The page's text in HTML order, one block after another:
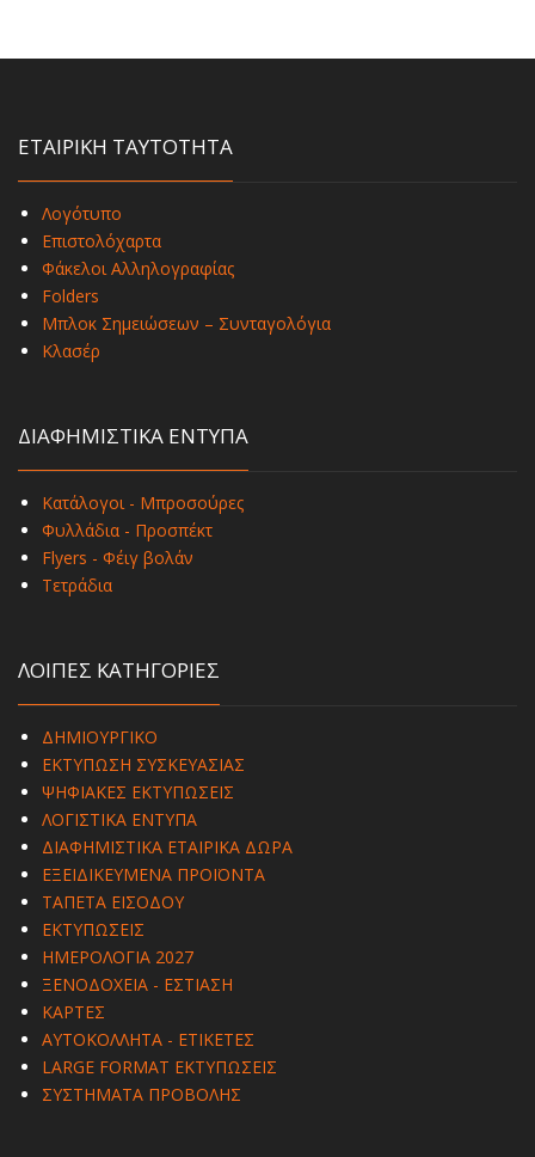
ΕΤΑΙΡΙΚΗ ΤΑΥΤΟΤΗΤΑ
Λογότυπο
Επιστολόχαρτα
Φάκελοι Αλληλογραφίας
Folders
Μπλοκ Σημειώσεων – Συνταγολόγια
Κλασέρ
ΔΙΑΦΗΜΙΣΤΙΚΑ ΕΝΤΥΠΑ
Κατάλογοι - Μπροσούρες
Φυλλάδια - Προσπέκτ
Flyers - Φέιγ βολάν
Τετράδια
ΛΟΙΠΕΣ ΚΑΤΗΓΟΡΙΕΣ
ΔΗΜΙΟΥΡΓΙΚΟ
ΕΚΤΥΠΩΣΗ ΣΥΣΚΕΥΑΣΙΑΣ
ΨΗΦΙΑΚΕΣ ΕΚΤΥΠΩΣΕΙΣ
ΛΟΓΙΣΤΙΚΑ ΕΝΤΥΠΑ
ΔΙΑΦΗΜΙΣΤΙΚΑ ΕΤΑΙΡΙΚΑ ΔΩΡΑ
ΕΞΕΙΔΙΚΕΥΜΕΝΑ ΠΡΟΪΟΝΤΑ
ΤΑΠΕΤΑ ΕΙΣΟΔΟΥ
ΕΚΤΥΠΩΣΕΙΣ
ΗΜΕΡΟΛΟΓΙΑ 2027
ΞΕΝΟΔΟΧΕΙΑ - ΕΣΤΙΑΣΗ
ΚΑΡΤΕΣ
ΑΥΤΟΚΟΛΛΗΤΑ - ΕΤΙΚΕΤΕΣ
LARGE FORMAT ΕΚΤΥΠΩΣΕΙΣ
ΣΥΣΤΗΜΑΤΑ ΠΡΟΒΟΛΗΣ